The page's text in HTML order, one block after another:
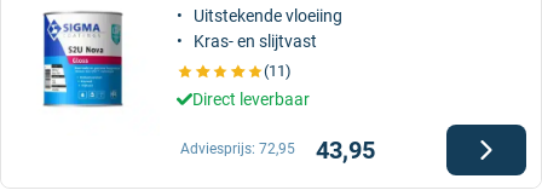
Uitstekende vloeiing
Kras- en slijtvast
(11)
Direct leverbaar
43,95
Adviesprijs: 72,95